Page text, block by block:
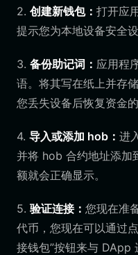
2. 创建新钱包： 打开应
提示您为本地设备安全
3. 备份助记词： 应用程
语。将其写在纸上并存
您丢失设备后恢复资金的
4. 导入或添加 hob： 进
并将 hob 合约地址添加
额就会正确显示。
5. 验证连接： 您现在准
代币，您现在可以通过
接钱包”按钮来与 DApp